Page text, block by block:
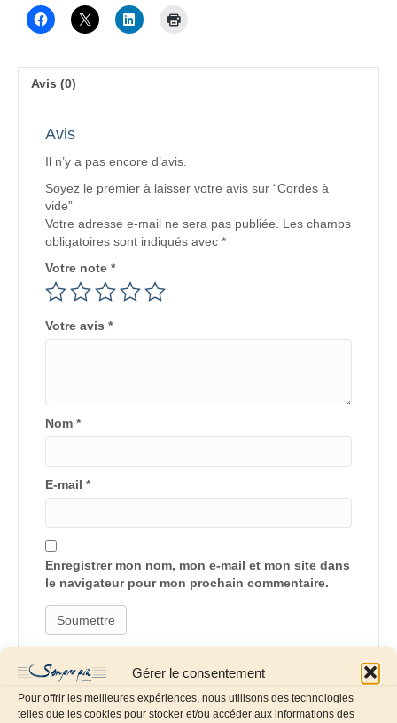
Gérer le consentement
Pour offrir les meilleures expériences, nous utilisons des technologies
telles que les cookies pour stocker et/ou accéder aux informations des
Avis (0)
Avis
Il n’y a pas encore d’avis.
Soyez le premier à laisser votre avis sur “Cordes à
vide”
Votre adresse e-mail ne sera pas publiée. Les champs
obligatoires sont indiqués avec *
Votre note *
Votre avis *
Nom *
E-mail *
Enregistrer mon nom, mon e-mail et mon site dans
le navigateur pour mon prochain commentaire.